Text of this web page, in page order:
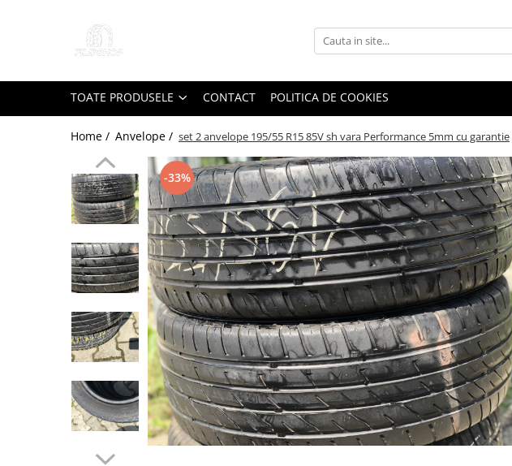
Toate Produsele
Anvelope Second-Hand
Anvelope SH iarna
Anvelope SH vara
Capace Jante
Jante Second-Hand
Accesorii Auto
Padele Auto
Accesorii Exterior Auto
Accesorii interior auto
Huse Scaun
TOATE PRODUSELE CONTACT POLITICA DE COOKIES
Home / Anvelope / set 2 anvelope 195/55 R15 85V sh vara Performance 5mm cu garantie
-33%